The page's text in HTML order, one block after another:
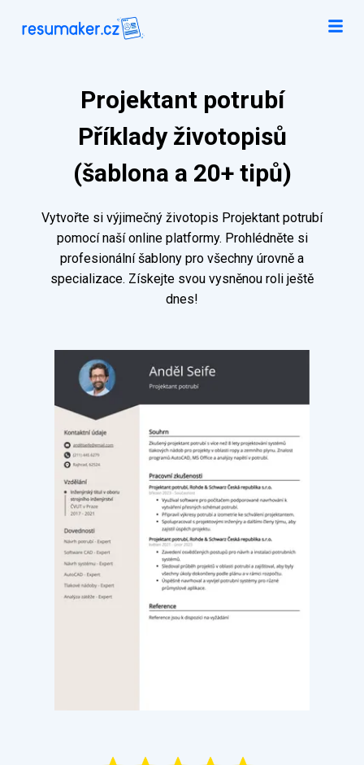
Projektant potrubí
Příklady životopisů
(šablona a 20+ tipů)
Vytvořte si výjimečný životopis Projektant potrubí
pomocí naší online platformy. Prohlédněte si
profesionální šablony pro všechny úrovně a
specializace. Získejte svou vysněnou roli ještě
dnes!